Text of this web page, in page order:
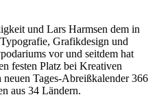
und Lars Harmsen dem in
Grafikdesign und
vor und seitdem hat
festen Platz bei Kreativen
Tages-Abreißkalender 366
aus 34 Ländern.